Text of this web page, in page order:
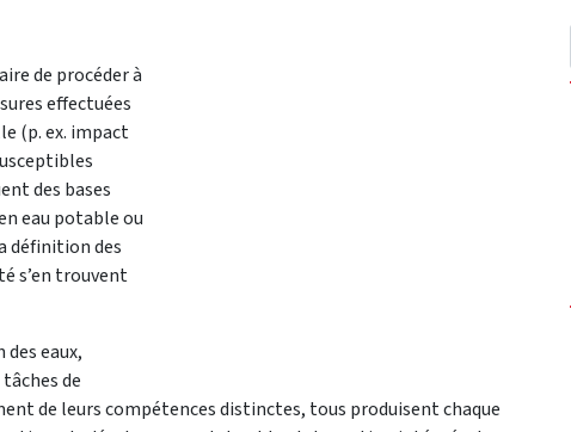
de procéder à
effectuées
(p. ex. impact
des bases
eau potable ou
définition des
s’en trouvent
eaux,
de
de leurs compétences distinctes, tous produisent chaque